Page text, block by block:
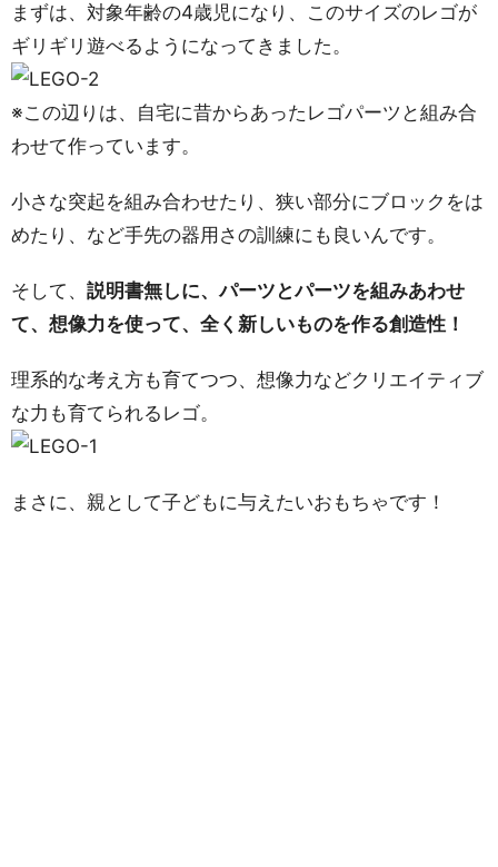
まずは、対象年齢の4歳児になり、このサイズのレゴが
ギリギリ遊べるようになってきました。
※この辺りは、自宅に昔からあったレゴパーツと組み合
わせて作っています。
小さな突起を組み合わせたり、狭い部分にブロックをは
めたり、など手先の器用さの訓練にも良いんです。
そして、 説明書無しに、パーツとパーツを組みあわせ
て、想像力を使って、全く新しいものを作る創造性！
理系的な考え方も育てつつ、想像力などクリエイティブ
な力も育てられるレゴ。
まさに、親として子どもに与えたいおもちゃです！